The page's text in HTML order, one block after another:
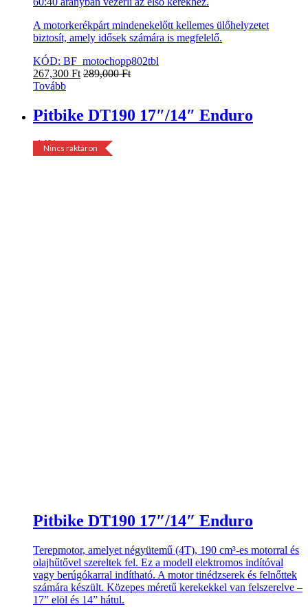
A motorkerékpárt mindenekelőtt kellemes ülőhelyzetet
biztosít, amely idősek számára is megfelelő.
KÓD: BF_motochopp802tbl
267,300 Ft 289,000Ft
Tovább
Sale
Nincs raktáron
Pitbike DT190 17″/14″ Enduro
-14%
Pitbike DT190 17″/14″ Enduro
Terepmotor, amelyet négyütemű (4T), 190 cm³-es motorral és
olajhűtővel szereltek fel. Ez a modell elektromos indítóval
vagy berúgókarral indítható. A motor tinédzserek és felnőttek
számára készült. Közepes méretű kerekekkel van felszerelve –
17” elöl és 14” hátul.